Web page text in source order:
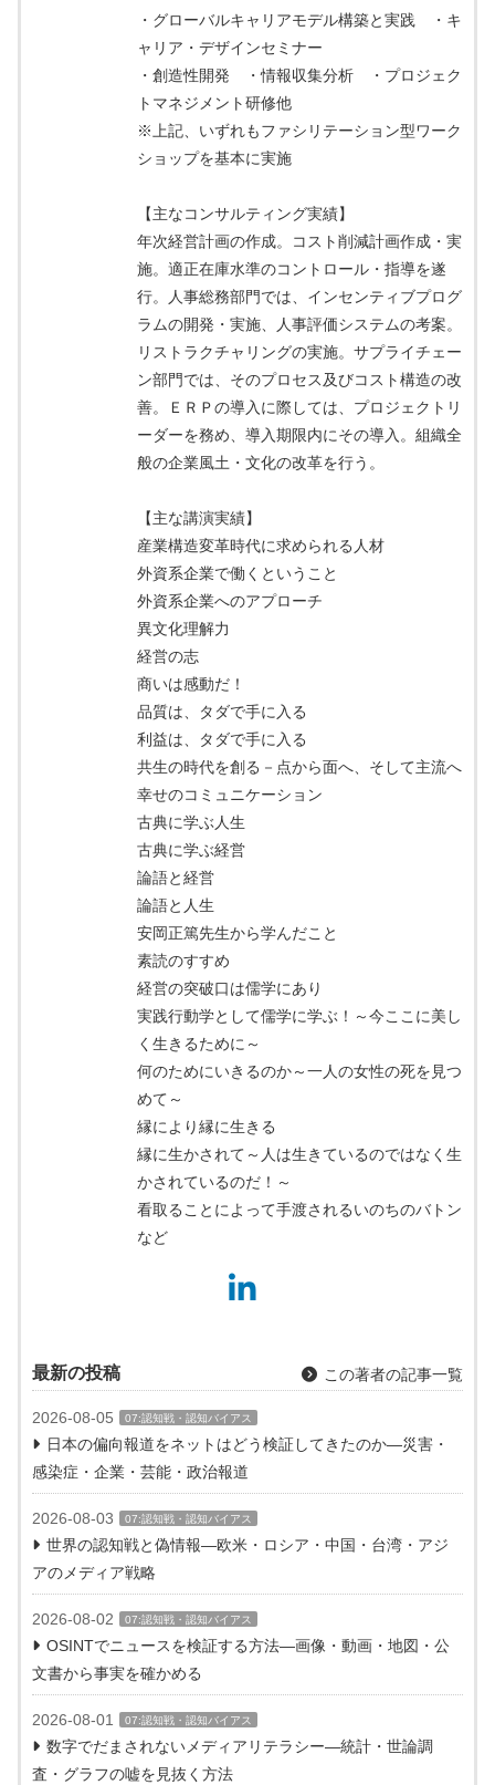
・グローバルキャリアモデル構築と実践 ・キ
ャリア・デザインセミナー
・創造性開発 ・情報収集分析 ・プロジェク
トマネジメント研修他
※上記、いずれもファシリテーション型ワーク
ショップを基本に実施
【主なコンサルティング実績】
年次経営計画の作成。コスト削減計画作成・実
施。適正在庫水準のコントロール・指導を遂
行。人事総務部門では、インセンティブプログ
ラムの開発・実施、人事評価システムの考案。
リストラクチャリングの実施。サプライチェー
ン部門では、そのプロセス及びコスト構造の改
善。ＥＲＰの導入に際しては、プロジェクトリ
ーダーを務め、導入期限内にその導入。組織全
般の企業風土・文化の改革を行う。
【主な講演実績】
産業構造変革時代に求められる人材
外資系企業で働くということ
外資系企業へのアプローチ
異文化理解力
経営の志
商いは感動だ！
品質は、タダで手に入る
利益は、タダで手に入る
共生の時代を創る－点から面へ、そして主流へ
幸せのコミュニケーション
古典に学ぶ人生
古典に学ぶ経営
論語と経営
論語と人生
安岡正篤先生から学んだこと
素読のすすめ
経営の突破口は儒学にあり
実践行動学として儒学に学ぶ！～今ここに美し
く生きるために～
何のためにいきるのか～一人の女性の死を見つ
めて～
縁により縁に生きる
縁に生かされて～人は生きているのではなく生
かされているのだ！～
看取ることによって手渡されるいのちのバトン
など
最新の投稿 この著者の記事一覧
2026-08-05 07:認知戦・認知バイアス
日本の偏向報道をネットはどう検証してきたのか―災害・
感染症・企業・芸能・政治報道
2026-08-03 07:認知戦・認知バイアス
世界の認知戦と偽情報―欧米・ロシア・中国・台湾・アジ
アのメディア戦略
2026-08-02 07:認知戦・認知バイアス
OSINTでニュースを検証する方法―画像・動画・地図・公
文書から事実を確かめる
2026-08-01 07:認知戦・認知バイアス
数字でだまされないメディアリテラシー―統計・世論調
査・グラフの嘘を見抜く方法